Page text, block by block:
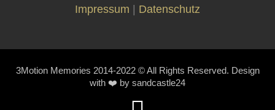
Impressum | Datenschutz
3Motion Memories 2014-2022 © All Rights Reserved. Design
with ❤️ by sandcastle24